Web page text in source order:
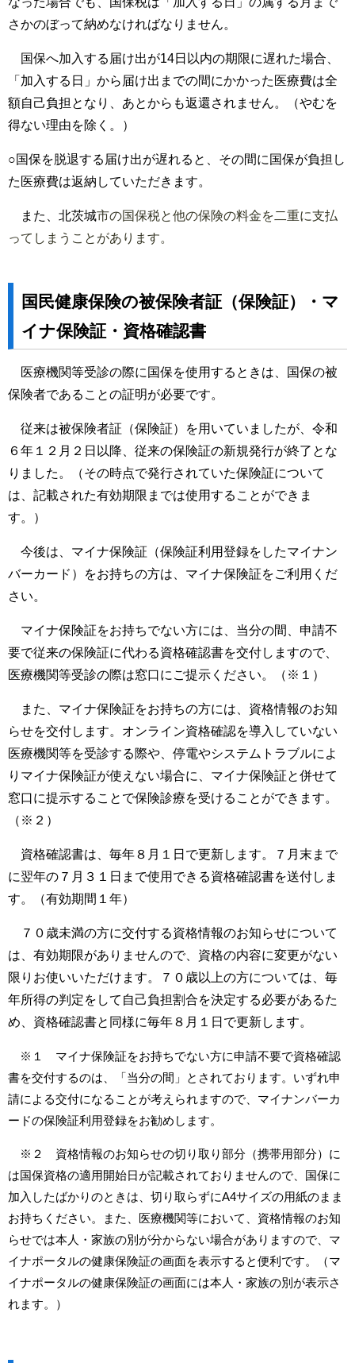
さかのぼって納めなければなりません。
国保へ加入する届け出が14日以内の期限に遅れた場合、
「加入する日」から届け出までの間にかかった医療費は全
額自己負担となり、あとからも返還されません。（やむを
得ない理由を除く。）
○国保を脱退する届け出が遅れると、その間に国保が負担し
た医療費は返納していただきます。
また、北茨城市の国保税と他の保険の料金を二重に支払
ってしまうことがあります。
国民健康保険の被保険者証（保険証）・マ
イナ保険証・資格確認書
医療機関等受診の際に国保を使用するときは、国保の被
保険者であることの証明が必要です。
従来は被保険者証（保険証）を用いていましたが、令和
６年１２月２日以降、従来の保険証の新規発行が終了とな
りました。（その時点で発行されていた保険証について
は、記載された有効期限までは使用することができま
す。）
今後は、マイナ保険証（保険証利用登録をしたマイナン
バーカード）をお持ちの方は、マイナ保険証をご利用くだ
さい。
マイナ保険証をお持ちでない方には、当分の間、申請不
要で従来の保険証に代わる資格確認書を交付しますので、
医療機関等受診の際は窓口にご提示ください。（※１）
また、マイナ保険証をお持ちの方には、資格情報のお知
らせを交付します。オンライン資格確認を導入していない
医療機関等を受診する際や、停電やシステムトラブルによ
りマイナ保険証が使えない場合に、マイナ保険証と併せて
窓口に提示することで保険診療を受けることができます。
（※２）
資格確認書は、毎年８月１日で更新します。７月末まで
に翌年の７月３１日まで使用できる資格確認書を送付しま
す。（有効期間１年）
７０歳未満の方に交付する資格情報のお知らせについて
は、有効期限がありませんので、資格の内容に変更がない
限りお使いいただけます。７０歳以上の方については、毎
年所得の判定をして自己負担割合を決定する必要があるた
め、資格確認書と同様に毎年８月１日で更新します。
※１ マイナ保険証をお持ちでない方に申請不要で資格確認
書を交付するのは、「当分の間」とされております。いずれ申
請による交付になることが考えられますので、マイナンバーカ
ードの保険証利用登録をお勧めします。
※２ 資格情報のお知らせの切り取り部分（携帯用部分）に
は国保資格の適用開始日が記載されておりませんので、国保に
加入したばかりのときは、切り取らずにA4サイズの用紙のまま
お持ちください。また、医療機関等において、資格情報のお知
らせでは本人・家族の別が分からない場合がありますので、マ
イナポータルの健康保険証の画面を表示すると便利です。（マ
イナポータルの健康保険証の画面には本人・家族の別が表示さ
れます。）